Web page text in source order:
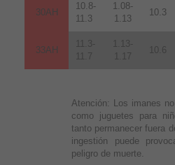
30AH
10.8-
11.3
1.08-
1.13
10.3
33AH
11.3-
11.7
1.13-
1.17
10.6
Atención: Los imanes
como juguetes para
tanto permanecer fuera
ingestión puede
peligro de muerte.